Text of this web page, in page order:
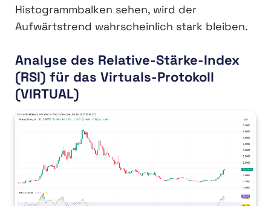
Histogrammbalken sehen, wird der
Aufwärtstrend wahrscheinlich stark bleiben.
Analyse des Relative-Stärke-Index
(RSI) für das Virtuals-Protokoll
(VIRTUAL)